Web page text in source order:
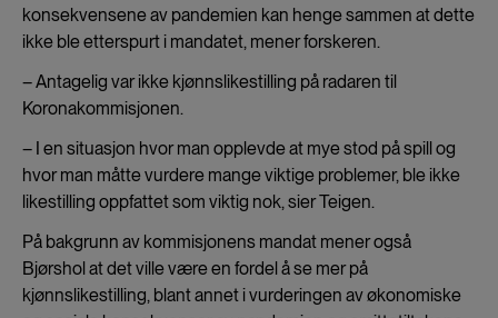
konsekvensene av pandemien kan henge sammen at dette
ikke ble etterspurt i mandatet, mener forskeren.
– Antagelig var ikke kjønnslikestilling på radaren til
Koronakommisjonen.
– I en situasjon hvor man opplevde at mye stod på spill og
hvor man måtte vurdere mange viktige problemer, ble ikke
likestilling oppfattet som viktig nok, sier Teigen.
På bakgrunn av kommisjonens mandat mener også
Bjørshol at det ville være en fordel å se mer på
kjønnslikestilling, blant annet i vurderingen av økonomiske